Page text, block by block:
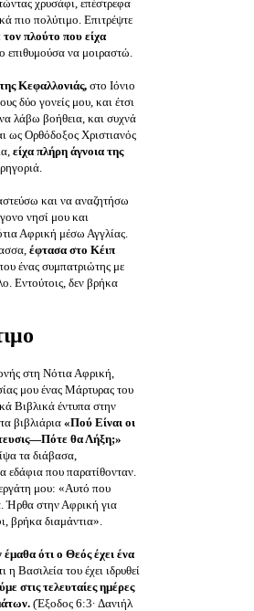
χρυσάφι, επέστρεφα
πιο πολύτιμο. Επιτρέψτε
τον πλούτο που είχα
επιθυμούσα να μοιραστώ.
Κεφαλλονιάς, στο Ιόνιο
δύο γονείς μου, και έτσι
λάβω βοήθεια, και συχνά
ως Ορθόδοξος Χριστιανός
είχα πλήρη άγνοια της
και να αναζητήσω
νησί μου και
Αφρική μέσω Αγγλίας.
έφτασα στο Κέιπ
ένας συμπατριώτης με
Εντούτοις, δεν βρήκα
στη Νότια Αφρική,
μου ένας Μάρτυρας του
Βιβλικά έντυπα στην
βιβλιάρια «Πού Είναι οι
θα Λήξη;»
τα διάβασα,
εδάφια που παρατίθονταν.
μου: «Αυτό που
Ήρθα στην Αφρική για
βρήκα διαμάντια».
ότι ο Θεός έχει ένα
η Βασιλεία του έχει ιδρυθεί
στις τελευταίες ημέρες
(Έξοδος 6:3· Δανιήλ